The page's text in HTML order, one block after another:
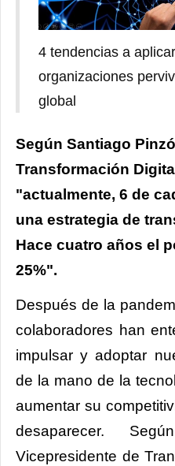
4 tendencias a
organizaciones
global
Según Santiago
Transformación
"actualmente, 6 de
una estrategia de
Hace cuatro años el
25%".
Después de la
colaboradores han
impulsar y adoptar
de la mano de la
aumentar su
desaparecer.
Vicepresidente de